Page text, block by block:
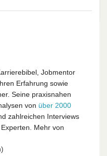
Jobmentor
Erfahrung sowie
Seine praxisnahen
von über 2000
zahlreichen Interviews
Mehr von